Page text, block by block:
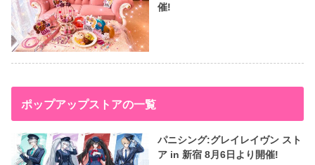
催!
ポップアップストアの一覧
パニシング:グレイレイヴン スト
ア in 新宿 8月6日より開催!